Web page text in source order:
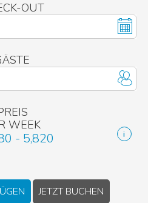
OUT
WEEK
- 5,820
JETZT BUCHEN